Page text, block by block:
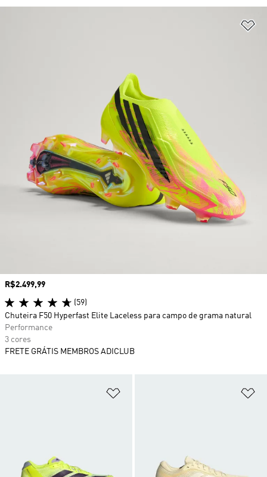
Preço
R$2.499,99
(59)
Chuteira F50 Hyperfast Elite Laceless para campo de grama natural
Performance
3 cores
FRETE GRÁTIS MEMBROS ADICLUB